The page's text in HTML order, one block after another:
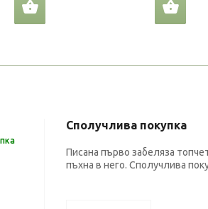
Сполучлива покупка
Писана първо забеляза
пъхна в него. Сполучлива